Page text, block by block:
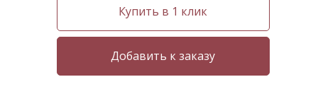
Купить в 1 клик